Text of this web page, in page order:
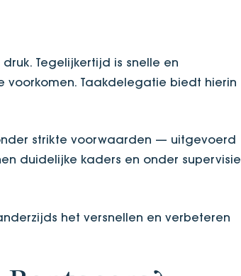
Tegelijkertijd is snelle en
Taakdelegatie biedt hierin
strikte voorwaarden — uitgevoerd
duidelijke kaders en onder supervisie
het versnellen en verbeteren